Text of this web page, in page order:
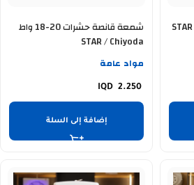
شمعة قانصة حشرات 20-18 واط
STAR / Chiyoda
مواد عامة
2.250
إضافة إلى السلة